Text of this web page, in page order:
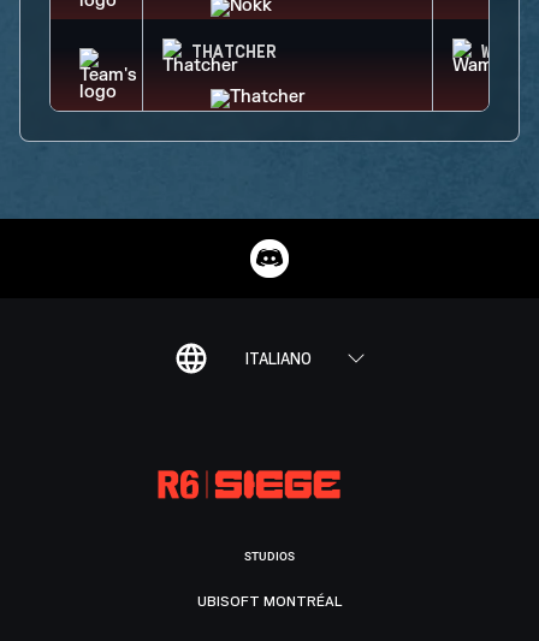
THATCHER WAMAI
ITALIANO
STUDIOS
UBISOFT MONTRÉAL